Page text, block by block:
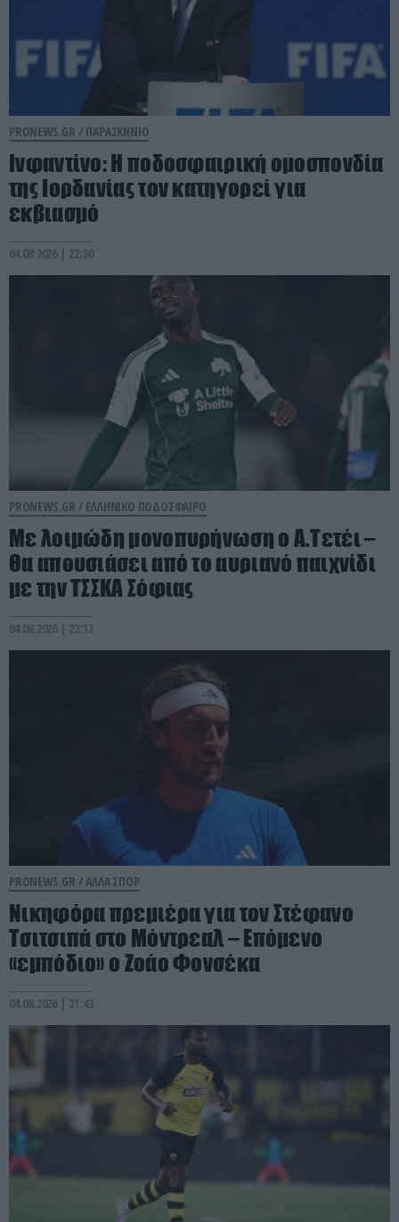
PRONEWS.GR / ΠΑΡΑΣΚΗΝΙΟ
Ινφαντίνο: Η ποδοσφαιρική ομοσπονδία
της Ιορδανίας τον κατηγορεί για
εκβιασμό
04.08.2026 | 22:30
PRONEWS.GR / ΕΛΛΗΝΙΚΟ ΠΟΔΟΣΦΑΙΡΟ
Με λοιμώδη μονοπυρήνωση ο Α.Τετέι –
Θα απουσιάσει από το αυριανό παιχνίδι
με την ΤΣΣΚΑ Σόφιας
04.08.2026 | 22:12
PRONEWS.GR /ΑΛΛΑ ΣΠΟΡ
Νικηφόρα πρεμιέρα για τον Στέφανο
Τσιτσιπά στο Μόντρεαλ – Επόμενο
«εμπόδιο» ο Ζοάο Φονσέκα
04.08.2026 | 21:43